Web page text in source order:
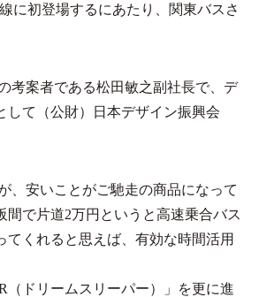
に初登場するにあたり、関東バスさ
考案者である松田敏之副社長で、デ
て（公財）日本デザイン振興会
、安いことがご馳走の商品になって
で片道2万円というと高速乗合バス
くれると思えば、有効な時間活用
（ドリームスリーパー）」を更に進